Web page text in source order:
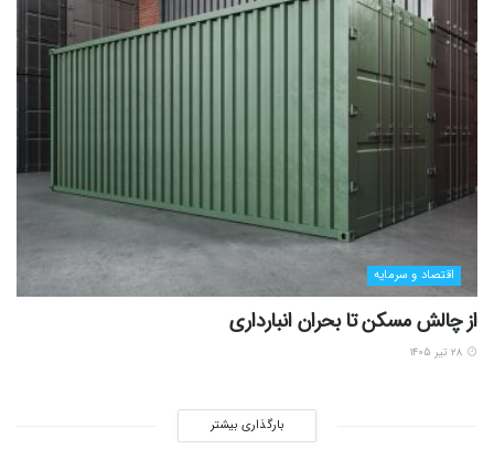
اقتصاد و سرمایه
از چالش مسکن تا بحران انبارداری
بارگذاری بیشتر